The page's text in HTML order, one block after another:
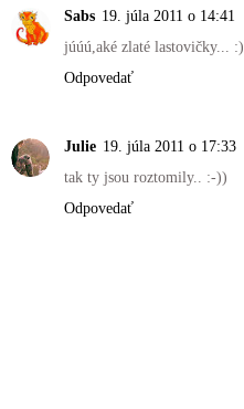
Sabs 19. júla 2011 o 14:41
júúú,aké zlaté lastovičky... :)
Odpovedať
Julie 19. júla 2011 o 17:33
tak ty jsou roztomily.. :-))
Odpovedať